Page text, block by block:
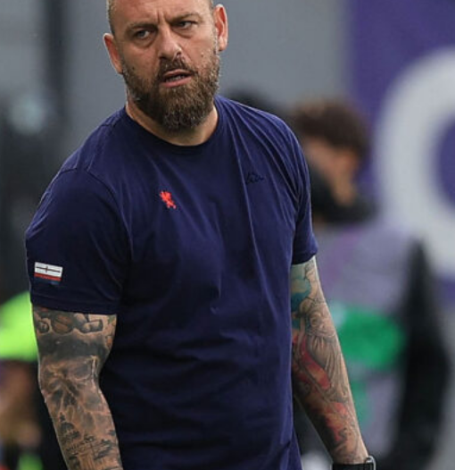
7 Agosto 2026
Corsa a tre per Piccoli, il Bologna
prova a superare il Genoa con
un’offerta definitiva
7 Agosto 2026
Sow è del Genoa, un centrocampista
da 4 milioni per De Rossi
7 Agosto 2026